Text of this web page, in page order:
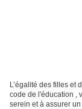
L’égalité des filles et
code de l'éducation ,
serein et à assurer